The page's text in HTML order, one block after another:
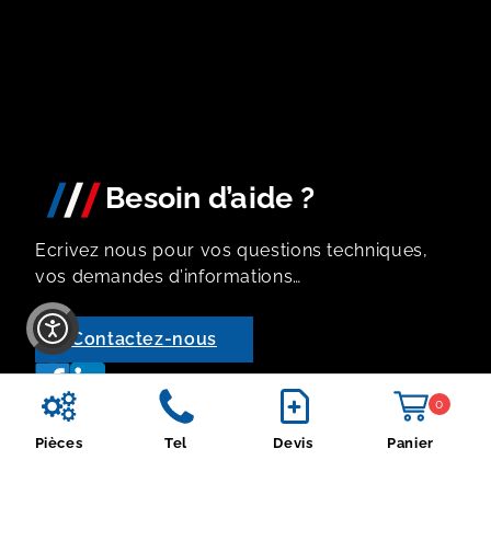
Besoin d’aide ?
Ecrivez nous pour vos questions techniques,
vos demandes d’informations…
Contactez-nous
Pièces Tel Devis Panier
0